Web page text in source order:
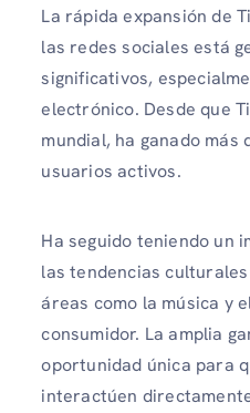
La rápida expansión de
las redes sociales está
significativos,
electrónico. Desde que
mundial, ha ganado más
usuarios activos.
Ha seguido teniendo un
las tendencias
áreas como la música y
consumidor. La amplia
oportunidad única para
interactúen